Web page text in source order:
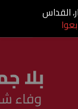
القداس